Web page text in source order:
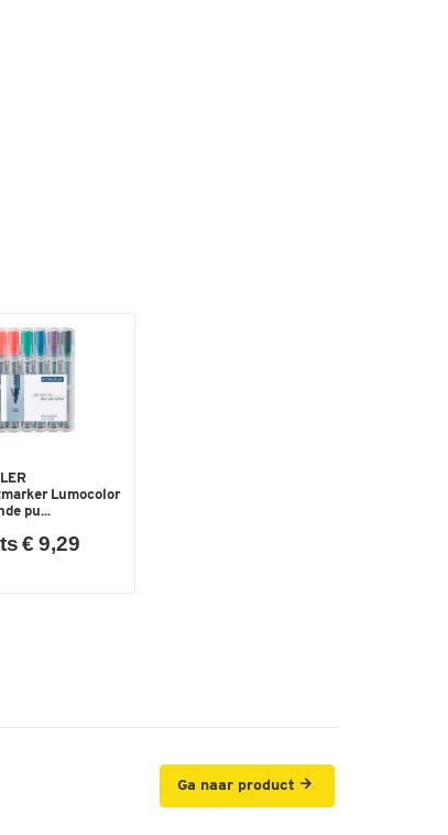
Lumocolor
pu...
€ 9,29
Ga naar product